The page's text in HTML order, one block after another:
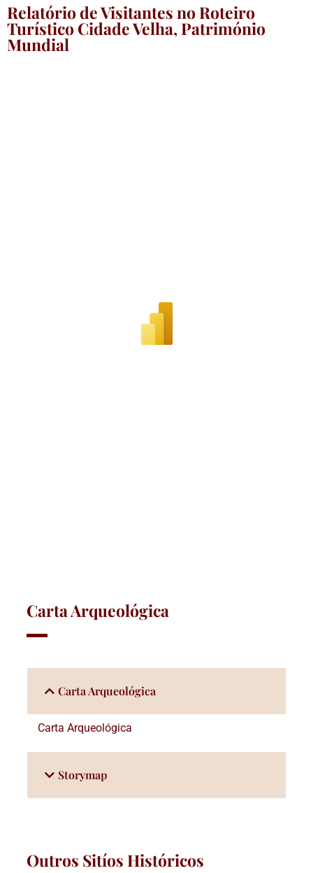
Relatório de Visitantes no Roteiro
Turístico Cidade Velha, Património
Mundial
Carta Arqueológica
Carta Arqueológica
Carta Arqueológica
Storymap
Outros Sitíos Históricos